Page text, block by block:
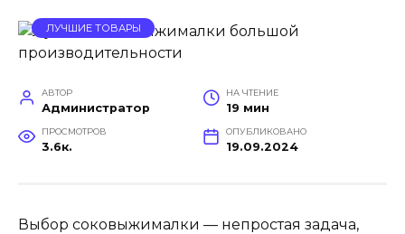
ЛУЧШИЕ ТОВАРЫ
АВТОР
Администратор
НА ЧТЕНИЕ
19 мин
ПРОСМОТРОВ
3.6к.
ОПУБЛИКОВАНО
19.09.2024
Выбор соковыжималки — непростая задача,